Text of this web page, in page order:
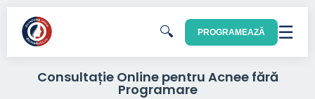
🔍 PROGRAMEAZĂ ☰
Consultație Online pentru Acnee fără
Programare